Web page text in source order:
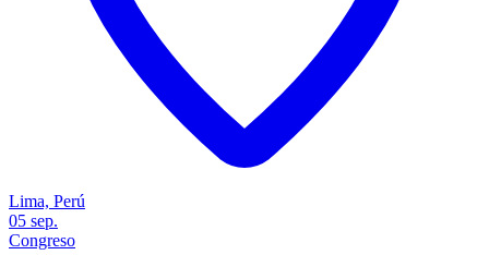
Lima, Perú
05 sep.
Congreso